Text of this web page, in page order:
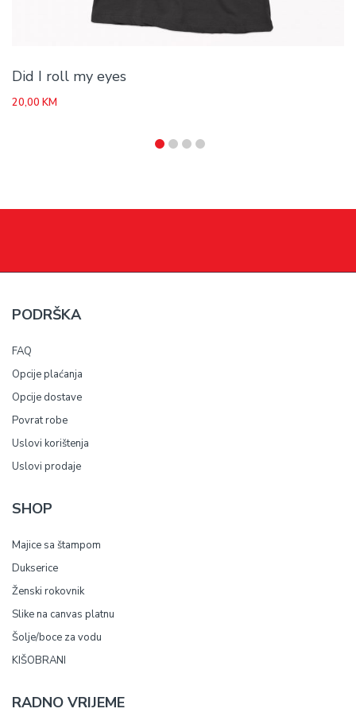
Did I roll my eyes
20,00 KM
PODRŠKA
FAQ
Opcije plaćanja
Opcije dostave
Povrat robe
Uslovi korištenja
Uslovi prodaje
SHOP
Majice sa štampom
Dukserice
Ženski rokovnik
Slike na canvas platnu
Šolje/boce za vodu
KIŠOBRANI
RADNO VRIJEME